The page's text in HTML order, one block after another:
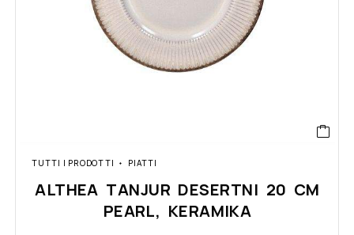
TUTTI I PRODOTTI PIATTI
ALTHEA TANJUR DESERTNI 20 CM
PEARL, KERAMIKA